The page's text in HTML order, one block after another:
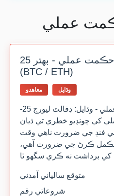
عملي
تيز رفتار هيجنگ حڪمت عملي - بهتر 25X
(BTC / ETH)
معاهدو وڌايل
تيز رفتار هيجنگ حڪمت عملي - وڌايل: ڊفالٽ ليورج 25-
کي چونڊيو خطري تي ڌيان
فنڊ جي ضرورت ناهي وقت
مڪمل ڪرڻ جي ضرورت آهي،
متوقع سالياني آمدني
شروعاتي رقم